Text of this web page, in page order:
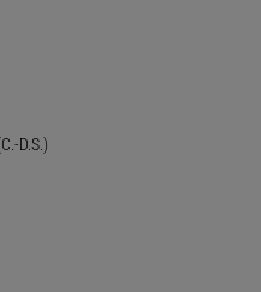
D.S.)